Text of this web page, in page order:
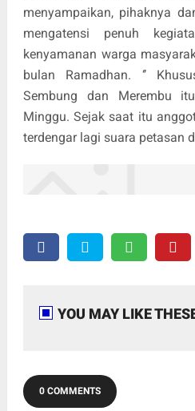
menyampaikan, pihaknya
mengatensi penuh
kenyamanan warga
bulan Ramadhan. ‘’
Sembung dan Merembu
Minggu. Sejak saat itu
terdengar lagi suara petasan di
YOU MAY LIKE
0 COMMENTS